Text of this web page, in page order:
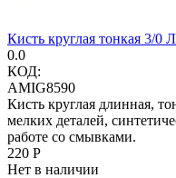
Кисть круглая тонкая 3/
0.0
КОД:
AMIG8590
Кисть круглая длинная,
мелких деталей,
работе со смывками.
‍220‍ Р
Нет в наличии